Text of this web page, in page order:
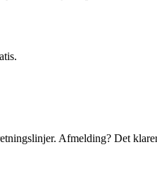
Afmelding? Det